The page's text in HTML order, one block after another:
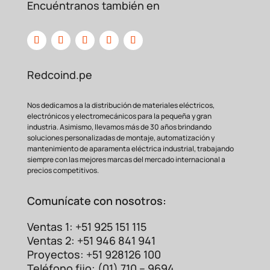
Instalaciones automotrices y marinas de
alta gama.
energía.
Comparativa: ¿Por qué
elegir Cobre Estañado
sobre otrasalternativas?
Característica
B-T50-12
(Cobre
Terminal
Terminal
de Cobre
Resistencia a
la Corrosión
Alta Media
Conductividad
Eléctrica
Excelente
Durabilidad a
Largo Plazo
Óptima Regular
Encuéntranos también en
Redcoind.pe
Nos dedicamos a la distribución de materiales eléctricos,
electrónicos y electromecánicos para la pequeña y gran
industria. Asimismo, llevamos más de 30 años brindando
soluciones personalizadas de montaje, automatización y
mantenimiento de aparamenta eléctrica industrial, trabajando
siempre con las mejores marcas del mercado internacional a
precios competitivos.
Comunícate con nosotros:
Ventas 1: +51 925 151 115
Ventas 2: +51 946 841 941
Proyectos: +51 928126 100